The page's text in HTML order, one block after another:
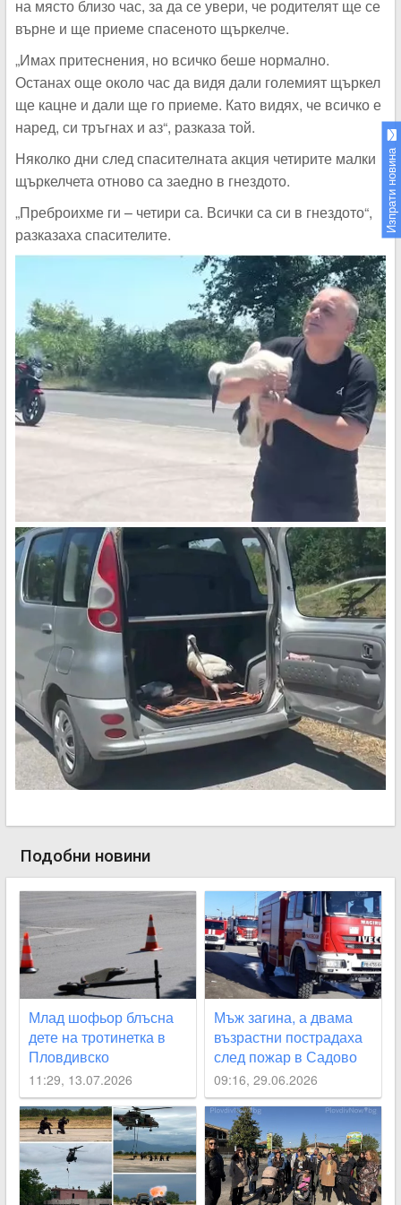
на място близо час, за да се увери, че родителят ще се
върне и ще приеме спасеното щъркелче.
„Имах притеснения, но всичко беше нормално.
Останах още около час да видя дали големият щъркел
ще кацне и дали ще го приеме. Като видях, че всичко е
наред, си тръгнах и аз“, разказа той.
Няколко дни след спасителната акция четирите малки
щъркелчета отново са заедно в гнездото.
„Преброихме ги – четири са. Всички са си в гнездото“,
разказаха спасителите.
Подобни новини
Млад шофьор блъсна
дете на тротинетка в
Пловдивско
11:29, 13.07.2026
Мъж загина, а двама
възрастни пострадаха
след пожар в Садово
09:16, 29.06.2026
Изпрати новина